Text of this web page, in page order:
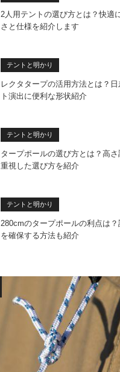
2人用テントの選び方とは？快適
さと仕様を紹介します
テントと明かり
レクタタープの活用方法とは？
ト演出に便利な形状紹介
テントと明かり
タープポールの選び方とは？高
重視した選び方を紹介
テントと明かり
280cmのタープポールの利点は？
を確保する方法も紹介